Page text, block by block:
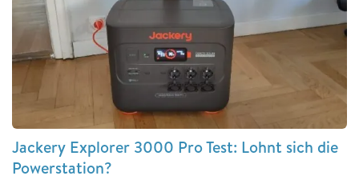
Jackery Explorer 3000 Pro Test: Lohnt sich die
Powerstation?